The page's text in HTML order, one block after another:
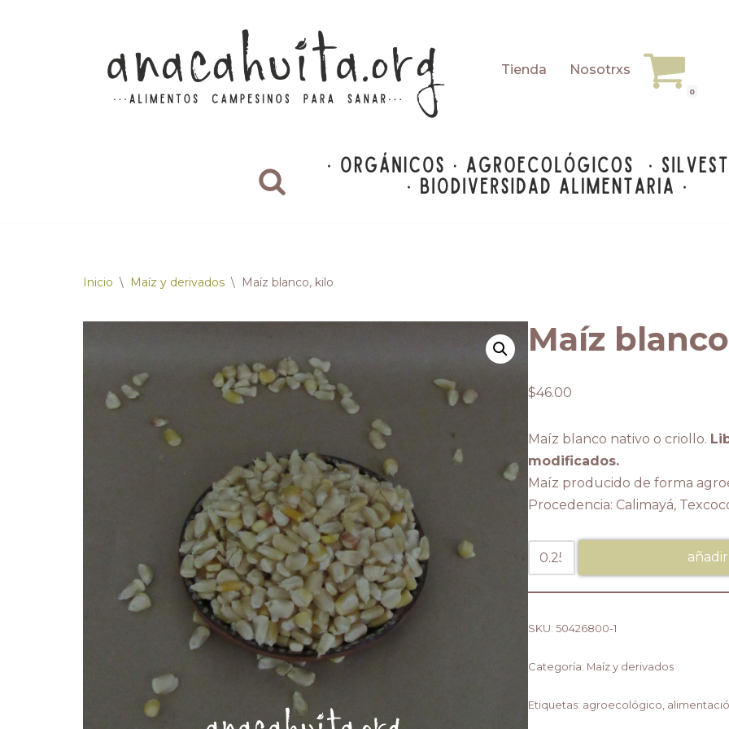
Tienda Nosotrxs
0
Inicio \ Maíz y derivados \ Maíz blanco, kilo
Maíz
$46.00
Maíz blanco nativo o criollo.
modificados.
Maíz producido de forma
Procedencia: Calimayá,
SKU:50426800-1
Categoría: Maíz y derivados
Etiquetas: agroecológico